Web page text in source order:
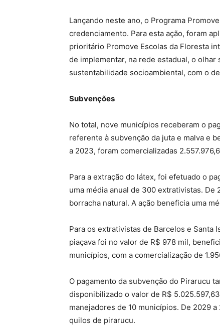
Lançando neste ano, o Programa
credenciamento. Para esta ação, foram
prioritário Promove Escolas da Floresta
de implementar, na rede estadual, o
sustentabilidade socioambiental, com o
Subvenções
No total, nove municípios receberam o
referente à subvenção da juta e malva e
a 2023, foram comercializadas
Para a extração do látex, foi efetuado o
uma média anual de 300 extrativistas.
borracha natural. A ação beneficia uma
Para os extrativistas de Barcelos e Santa
piaçava foi no valor de R$ 978 mil,
municípios, com a comercialização de
O pagamento da subvenção do Pirarucu
disponibilizado o valor de R$
manejadores de 10 municípios. De 2029
quilos de pirarucu.